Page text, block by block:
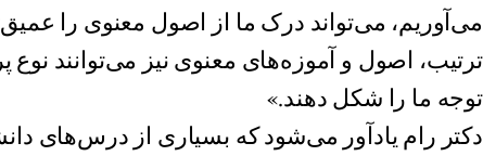
می‌آوریم، می‌تواند درک ما از اصول معنوی را
ترتیب، اصول و آموزه‌های معنوی نیز می‌توانند
توجه ما را شکل دهند.»
دکتر رام یادآور می‌شود که بسیاری از درس‌های